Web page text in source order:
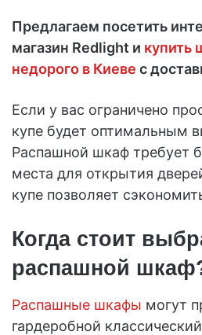
Предлагаем посетить
магазин Redlight и купить
недорого в Киеве с
Если у вас ограничено
купе будет оптимальным
Распашной шкаф требует
места для открытия
купе позволяет
Когда стоит
распашной
Распашные шкафы могут
гардеробной